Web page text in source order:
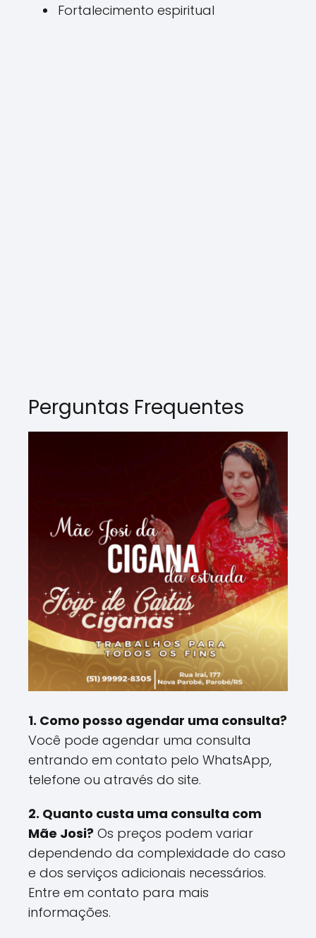
Fortalecimento espiritual
Perguntas Frequentes
1. Como posso agendar uma consulta?
Você pode agendar uma consulta
entrando em contato pelo WhatsApp,
telefone ou através do site.
2. Quanto custa uma consulta com
Mãe Josi? Os preços podem variar
dependendo da complexidade do caso
e dos serviços adicionais necessários.
Entre em contato para mais
informações.